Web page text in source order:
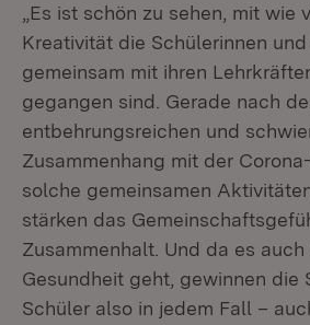
„Es ist schön zu sehen, mit wie
Kreativität die Schülerinnen
gemeinsam mit ihren
gegangen sind. Gerade nach
entbehrungsreichen und
Zusammenhang mit der
solche gemeinsamen
stärken das
Zusammenhalt. Und da es auch
Gesundheit geht, gewinnen die
Schüler also in jedem Fall –